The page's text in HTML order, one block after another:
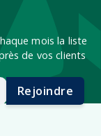
mois la liste
de vos clients
Rejoindre